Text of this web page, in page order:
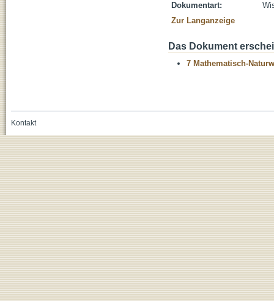
Dokumentart:
Zur Langanzeige
Das Dokument
7 Mathematisch-
Kontakt